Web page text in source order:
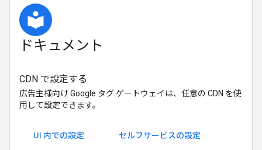
local_library
ドキュメント
CDN で設定する
広告主様向け Google タグ ゲートウェイは、任意の CDN を使
用して設定できます。
UI 内での設定 セルフサービスの設定